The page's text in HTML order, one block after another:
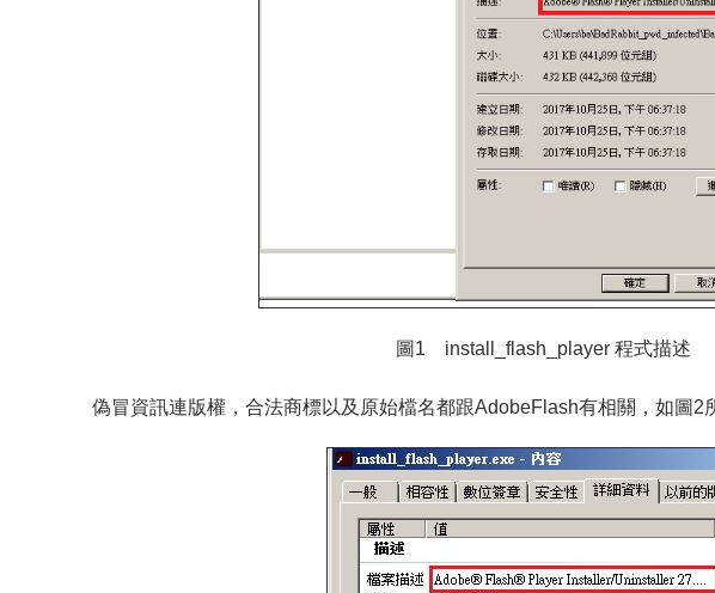
圖1 install_flash_player 程式描述
偽冒資訊連版權，合法商標以及原始檔名都跟AdobeFlash有相關， 如圖2